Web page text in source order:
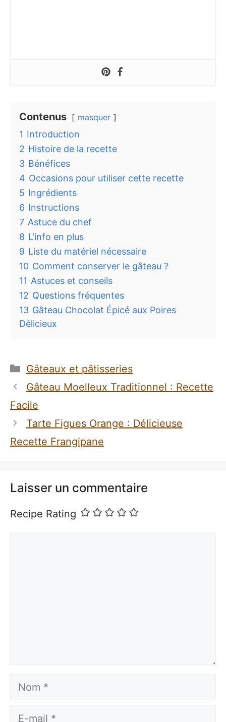
Contenus masquer
1 Introduction
2 Histoire de la recette
3 Bénéfices
4 Occasions pour utiliser cette recette
5 Ingrédients
6 Instructions
7 Astuce du chef
8 L’info en plus
9 Liste du matériel nécessaire
10 Comment conserver le gâteau ?
11 Astuces et conseils
12 Questions fréquentes
13 Gâteau Chocolat Épicé aux Poires
Délicieux
Catégories
Gâteaux et pâtisseries
Gâteau Moelleux Traditionnel : Recette
Facile
Tarte Figues Orange : Délicieuse
Recette Frangipane
Laisser un commentaire
Recipe Rating
Nom
E-